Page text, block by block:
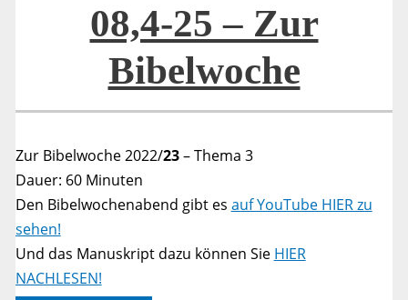
08,4-25 – Zur
Bibelwoche
Zur Bibelwoche 2022/23– Thema 3
Dauer: 60 Minuten
Den Bibelwochenabend gibt es auf YouTube HIER zu
sehen!
Und das Manuskript dazu können Sie HIER
NACHLESEN!